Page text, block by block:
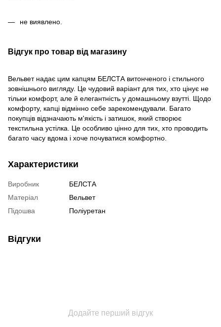
не виявлено.
Відгук про товар від магазину
Вельвет надає цим капцям БЕЛСТА витонченого і стильного
зовнішнього вигляду. Це чудовий варіант для тих, хто цінує не
тільки комфорт, але й елегантність у домашньому взутті. Щодо
комфорту, капці відмінно себе зарекомендували. Багато
покупців відзначають м'якість і затишок, який створює
текстильна устілка. Це особливо цінно для тих, хто проводить
багато часу вдома і хоче почуватися комфортно.
Характеристики
Виробник
БЕЛСТА
Матеріал
Вельвет
Підошва
Поліуретан
Відгуки
Додайте перший відгук